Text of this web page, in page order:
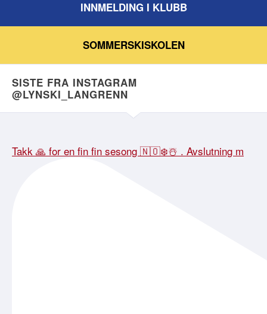
INNMELDING I KLUBB
SOMMERSKISKOLEN
SISTE FRA INSTAGRAM
@LYNSKI_LANGRENN
Takk 🙏 for en fin fin sesong 🇳🇴❄️☃️ . Avslutning m